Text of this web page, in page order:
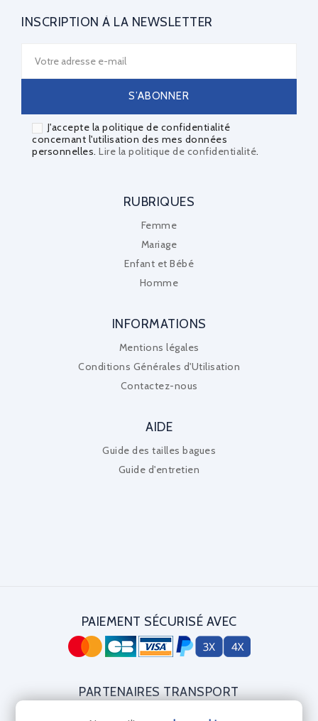
INSCRIPTION À LA NEWSLETTER
J'accepte la politique de confidentialité
concernant l'utilisation des mes données
personnelles. Lire la politique de confidentialité.
RUBRIQUES
Femme
Mariage
Enfant et Bébé
Homme
INFORMATIONS
Mentions légales
Conditions Générales d'Utilisation
Contactez-nous
AIDE
Guide des tailles bagues
Guide d'entretien
PAIEMENT SÉCURISÉ AVEC
PARTENAIRES TRANSPORT